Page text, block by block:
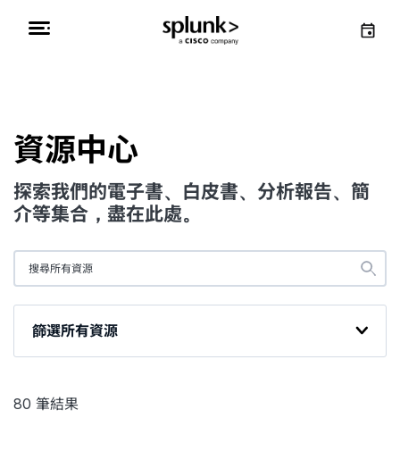
資源中心
探索我們的電子書、白皮書、分析報告、簡
介等集合，盡在此處。
篩選所有資源
80 筆結果